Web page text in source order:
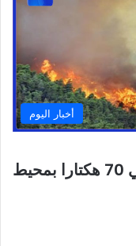
أخبار اليوم
القصرين: حرائق تأتي على حوالي 70 هكتارا بمحيط